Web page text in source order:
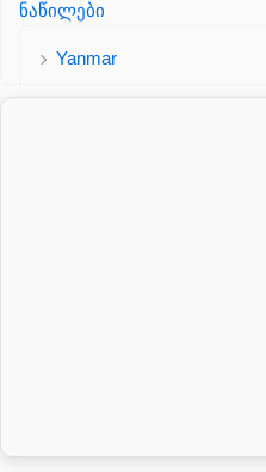
ნაწილები
Yanmar
გადაცემათა კოლოფის